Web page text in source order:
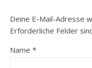
Deine E-Mail-Adresse
Erforderliche Felder
Name *